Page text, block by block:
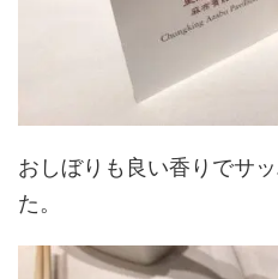
おしぼりも良い香りでサ
た。